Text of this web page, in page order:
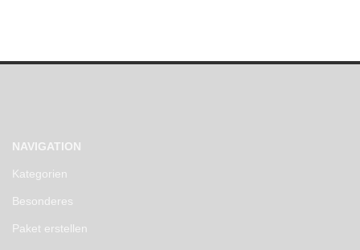
NAVIGATION
Kategorien
Besonderes
Paket erstellen